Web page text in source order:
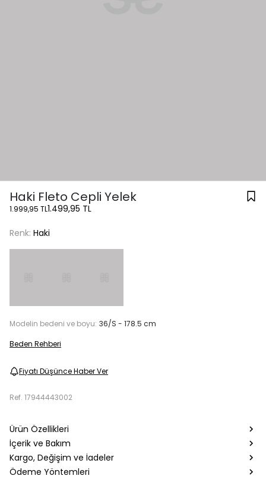
Haki Fleto Cepli Yelek
1.999,95 TL1.499,95 TL
Renk: Haki
Modelin bedeni ve boyu: 36/S - 178.5 cm
Beden Rehberi
Fiyatı Düşünce Haber Ver
Ref. 17944443002
Ürün Özellikleri
İçerik ve Bakım
Kargo, Değişim ve İadeler
Ödeme Yöntemleri